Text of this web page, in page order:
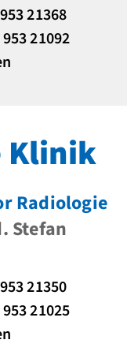
21368
21092
Klinik
Radiologie
Stefan
21350
21025